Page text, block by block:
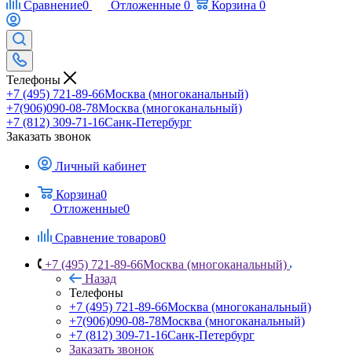
Сравнение0 Отложенные 0 Корзина 0
Телефоны
+7 (495) 721-89-66Москва (многоканальный)
+7(906)090-08-78Москва (многоканальный)
+7 (812) 309-71-16Санк-Петербург
Заказать звонок
Личный кабинет
Корзина0
Отложенные0
Сравнение товаров0
+7 (495) 721-89-66Москва (многоканальный)
Назад
Телефоны
+7 (495) 721-89-66Москва (многоканальный)
+7(906)090-08-78Москва (многоканальный)
+7 (812) 309-71-16Санк-Петербург
Заказать звонок